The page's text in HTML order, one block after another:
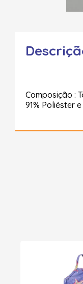
Composição :
91% Poliéster